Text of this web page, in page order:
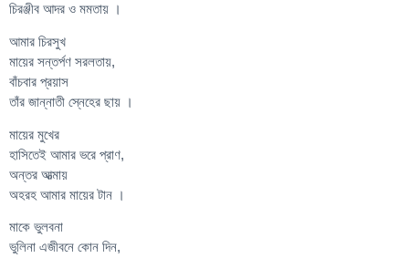
চিরঞ্জীব আদর ও মমতায় ।
আমার চিরসুখ
মায়ের সন্তর্পণ সরলতায়,
বাঁচবার প্রয়াস
তাঁর জান্নাতী স্নেহের ছায় ।
মায়ের মুখের
হাসিতেই আমার ভরে প্রাণ,
অন্তর আত্মায়
অহরহ আমার মায়ের টান ।
মাকে ভুলবনা
ভুলিনা এজীবনে কোন দিন,